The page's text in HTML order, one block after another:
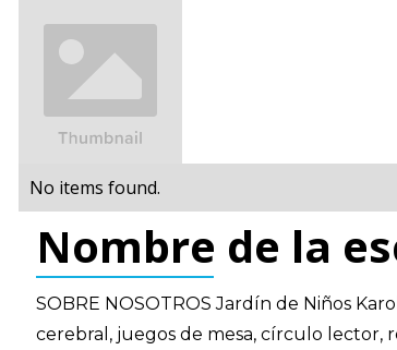
No items found.
Nombre de la
SOBRE NOSOTROS Jardín de Niños
cerebral, juegos de mesa, círculo lector,